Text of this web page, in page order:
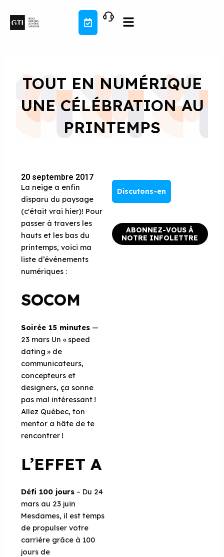
contenu
TOUT EN NUMÉRIQUE
UNE CÉLÉBRATION AU
PRINTEMPS
20 septembre 2017
La neige a enfin
disparu du paysage
(c'était vrai hier)! Pour
passer à travers les
hauts et les bas du
printemps, voici ma
liste d’événements
numériques :
SOCOM
Soirée 15 minutes —
23 mars Un « speed
dating » de
communicateurs,
concepteurs et
designers, ça sonne
pas mal intéressant !
Allez Québec, ton
mentor a hâte de te
rencontrer !
L’EFFET A
Défi 100 jours – Du 24
mars au 23 juin
Mesdames, il est temps
de propulser votre
carrière grâce à 100
jours de
Discutons-en
ABONNEZ-VOUS À
NOTRE INFOLETTRE